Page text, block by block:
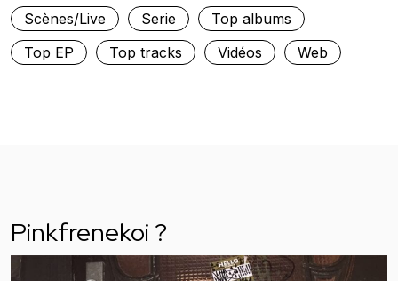
Scènes/Live
Serie
Top albums
Top EP
Top tracks Vidéos Web
Pinkfrenekoi ?